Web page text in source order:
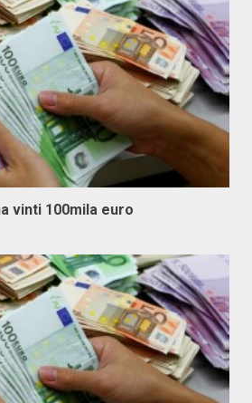
vinti 100mila euro